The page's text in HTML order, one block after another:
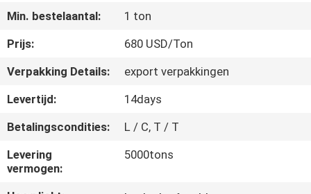
CONTACTEER
ONS
GEVALLEN
Min. bestelaantal:
1 ton
Prijs:
680 USD/Ton
Verpakking Details:
export verpakkingen
Levertijd:
14days
Betalingscondities:
L / C, T / T
Levering
vermogen:
5000tons